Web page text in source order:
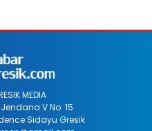
MEDIA
V No. 15
Sidayu Gresik